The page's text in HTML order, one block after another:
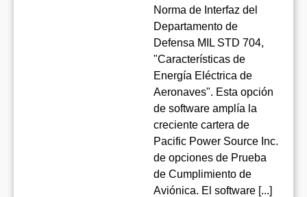
Norma de Interfaz del
Departamento de
Defensa MIL STD 704,
"Características de
Energía Eléctrica de
Aeronaves". Esta opción
de software amplía la
creciente cartera de
Pacific Power Source Inc.
de opciones de Prueba
de Cumplimiento de
Aviónica. El software [...]